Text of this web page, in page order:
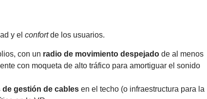
y el confortde los usuarios.
con un radio de movimiento despejado de al menos
con moqueta de alto tráfico para amortiguar el sonido
de gestión de cables en el techo (o infraestructura para la